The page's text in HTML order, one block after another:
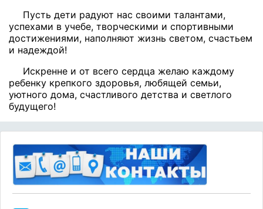
Пусть дети радуют нас своими талантами,
успехами в учебе, творческими и спортивными
достижениями, наполняют жизнь светом, счастьем
и надеждой!
Искренне и от всего сердца желаю каждому
ребенку крепкого здоровья, любящей семьи,
уютного дома, счастливого детства и светлого
будущего!